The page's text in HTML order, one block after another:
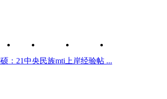
：21中央民族mti上岸经验帖 ...